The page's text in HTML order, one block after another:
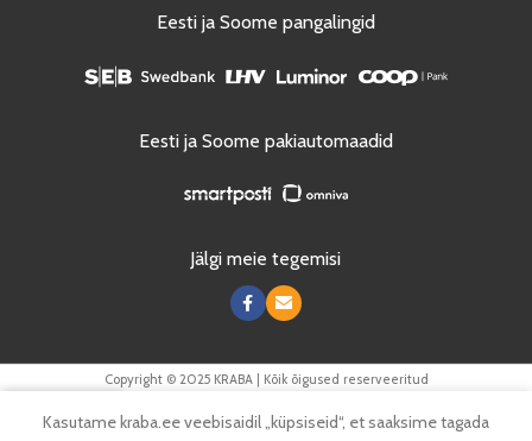
Eesti ja Soome pangalingid
Eesti ja Soome pakiautomaadid
Jälgi meie tegemisi
Copyright © 2025 KRABA | Kõik õigused reserveeritud
Kasutame kraba.ee veebisaidil „küpsiseid“, et saaksime tagada